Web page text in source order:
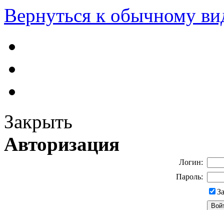
Вернуться к обычному
Закрыть
Авторизация
Логин:
Пароль: